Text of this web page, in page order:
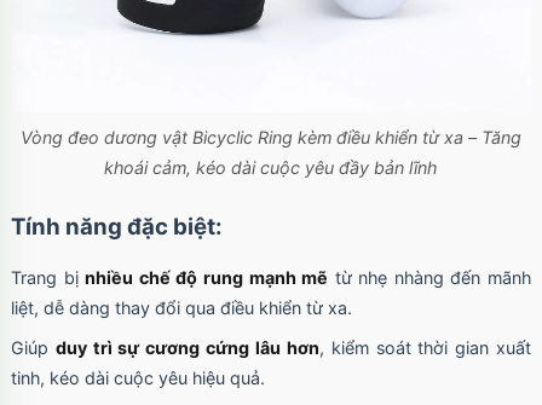
Vòng đeo dương vật Bicyclic Ring kèm điều khiển từ xa – Tăng
khoái cảm, kéo dài cuộc yêu đầy bản lĩnh
Tính năng đặc biệt:
Trang bịnhiều chế độ rung mạnh mẽ từ nhẹ nhàng đến mãnh
liệt, dễ dàng thay đổi qua điều khiển từ xa.
Giúp duy trì sự cương cứng lâu hơn, kiểm soát thời gian xuất
tinh, kéo dài cuộc yêu hiệu quả.